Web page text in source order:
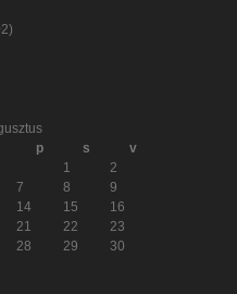
p s
v
1
2
7 8
9
14 15
16
21 22
23
28 29
30